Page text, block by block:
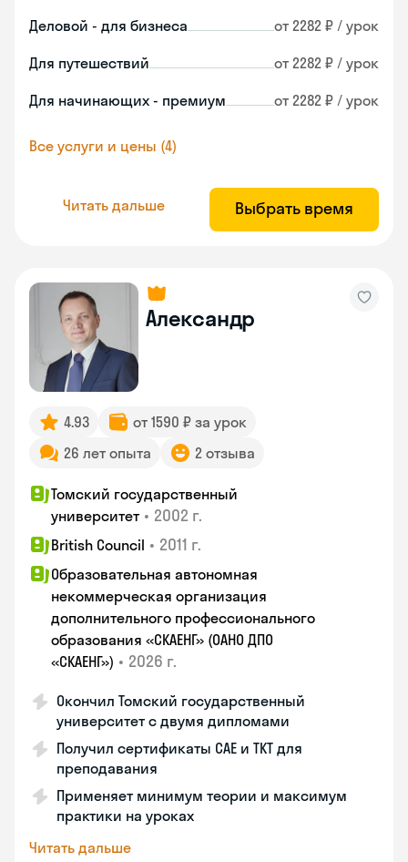
Деловой - для бизнеса от 2282 ₽ / урок
Для путешествий от 2282 ₽ / урок
Для начинающих - премиум от 2282 ₽ / урок
Все услуги и цены (4)
Читать дальше Выбрать время
Александр
4.93
от 1590 ₽ за урок
26 лет опыта
2 отзыва
Томский государственный
университет • 2002 г.
British Council • 2011 г.
Образовательная автономная
некоммерческая организация
дополнительного профессионального
образования «СКАЕНГ» (ОАНО ДПО
«СКАЕНГ») • 2026 г.
Окончил Томский государственный
университет с двумя дипломами
Получил сертификаты CAE и TKT для
преподавания
Применяет минимум теории и максимум
практики на уроках
Читать дальше